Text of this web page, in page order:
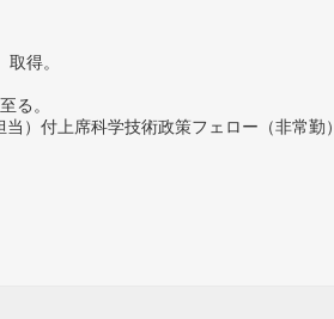
得。
る。
）付上席科学技術政策フェロー（非常勤）